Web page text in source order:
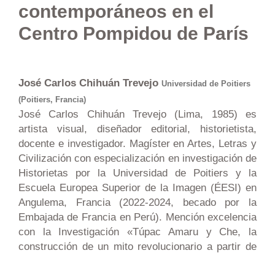
contemporáneos en el
Centro Pompidou de París
José Carlos Chihuán Trevejo Universidad de Poitiers
(Poitiers, Francia)
José Carlos Chihuán Trevejo (Lima, 1985) es
artista visual, diseñador editorial, historietista,
docente e investigador. Magíster en Artes, Letras y
Civilización con especialización en investigación de
Historietas por la Universidad de Poitiers y la
Escuela Europea Superior de la Imagen (ÉESI) en
Angulema, Francia (2022-2024, becado por la
Embajada de Francia en Perú). Mención excelencia
con la Investigación «Túpac Amaru y Che, la
construcción de un mito revolucionario a partir de